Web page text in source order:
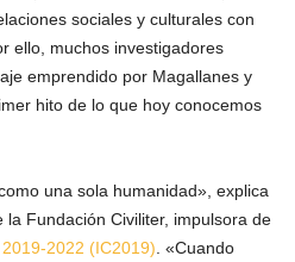
sociales y culturales con
ello, muchos investigadores
emprendido por Magallanes y
hito de lo que hoy conocemos
una sola humanidad», explica
Fundación Civiliter, impulsora de
2022 (IC2019). «Cuando